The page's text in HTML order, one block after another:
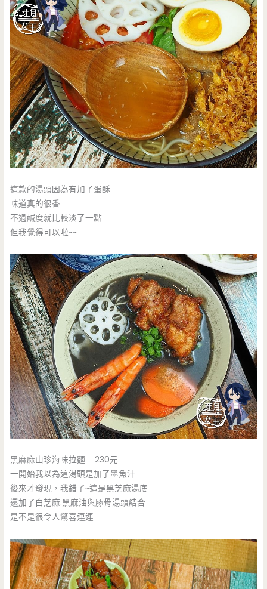
這款的湯頭因為有加了蛋酥
味道真的很香
不過鹹度就比較淡了一點
但我覺得可以啦~~
黑麻麻山珍海味拉麵 230元
一開始我以為這湯頭是加了墨魚汁
後來才發現，我錯了~這是黑芝麻湯底
還加了白芝麻.黑麻油與豚骨湯頭結合
是不是很令人驚喜連連